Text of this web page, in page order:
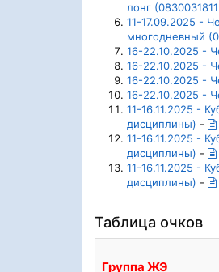
лонг
11-17.09.2025 -
многодневный
16-22.10.2025 -
16-22.10.2025 -
16-22.10.2025 -
16-22.10.2025 -
11-16.11.2025 -
дисциплины) -
11-16.11.2025 -
дисциплины) -
11-16.11.2025 -
дисциплины) -
Таблица очков
Группа ЖЭ